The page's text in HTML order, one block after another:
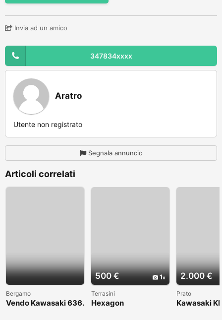
Invia ad un amico
347834xxxx
Aratro
Utente non registrato
Segnala annuncio
Articoli correlati
Bergamo
Vendo Kawasaki 636.
500 € 1
Terrasini
Hexagon
2.000 €
Prato
Kawasaki